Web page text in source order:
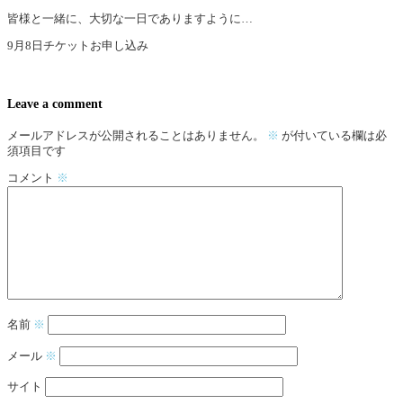
皆様と一緒に、大切な一日でありますように…
9月8日チケットお申し込み
Leave a comment
メールアドレスが公開されることはありません。 ※ が付いている欄は必
須項目です
コメント ※
名前 ※
メール ※
サイト